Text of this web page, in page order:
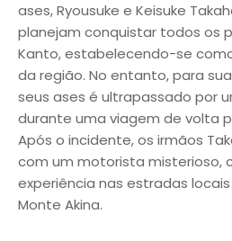
ases, Ryousuke e Keisuke
planejam conquistar todos os
Kanto, estabelecendo-se
da região. No entanto, para
seus ases é ultrapassado por
durante uma viagem de volta
Após o incidente, os irmãos
com um motorista misterioso,
experiência nas estradas
Monte Akina.